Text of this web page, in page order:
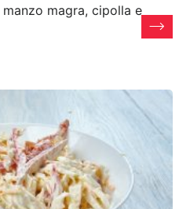
magra, cipolla e